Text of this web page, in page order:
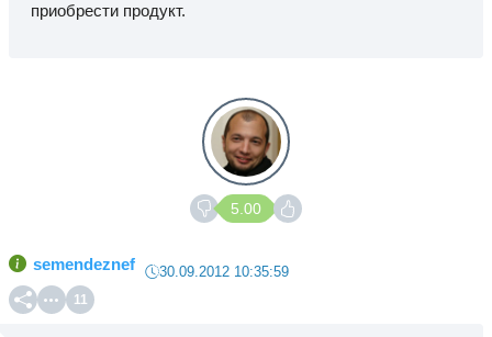
приобрести продукт.
5.00
semendeznef 30.09.2012 10:35:59
11